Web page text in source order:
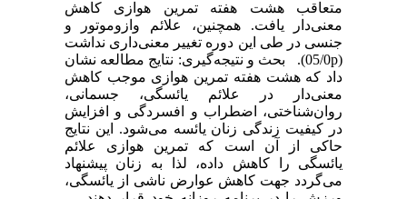
متعاقب هشت هفته تمرین هوازی کاهش
معنی‌دار یافت. همچنین، علائم وازوموتور و
جنسی در طی این دوره تغییر معنی‌داری نداشت
(05/0p). بحث و نتیجه‌گیری: نتایج مطالعه نشان
داد که هشت هفته تمرین هوازی موجب کاهش
معنی‌دار در علائم یائسگی، جسمانی،
روان‌شناختی، اضطراب و افسردگی و افزایش
در کیفیت زندگی زنان یائسه می‌شود. این نتایج
حاکی از آن است که تمرین هوازی علائم
یائسگی را کاهش داده، لذا به زنان پیشنهاد
می‌گردد جهت کاهش عوارض ناشی از یائسگی،